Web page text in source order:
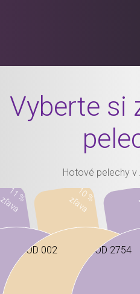
Vyberte si
Hotové pelechy
11 % 10 %
zľava